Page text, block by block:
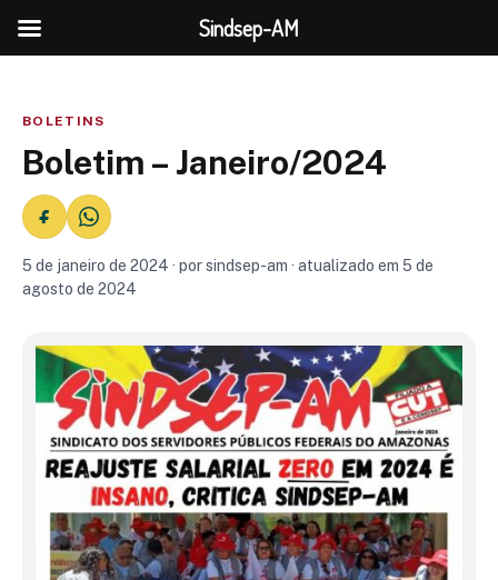
BOLETINS
Boletim – Janeiro/2024
5 de janeiro de 2024 · por sindsep-am · atualizado em 5 de
agosto de 2024
Sindsep-AM